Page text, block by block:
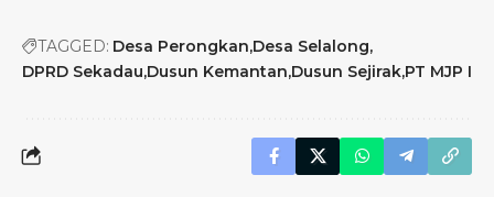
TAGGED: Desa Perongkan Desa Selalong
DPRD Sekadau Dusun Kemantan Dusun Sejirak PT MJP I